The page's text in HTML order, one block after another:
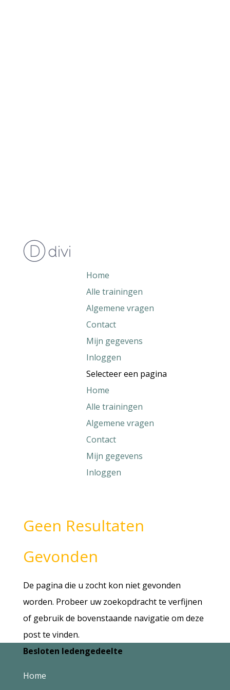
Home
Alle trainingen
Algemene vragen
Contact
Mijn gegevens
Inloggen
Selecteer een pagina
Home
Alle trainingen
Algemene vragen
Contact
Mijn gegevens
Inloggen
Geen Resultaten
Gevonden
De pagina die u zocht kon niet gevonden
worden. Probeer uw zoekopdracht te verfijnen
of gebruik de bovenstaande navigatie om deze
post te vinden.
Besloten ledengedeelte
Home